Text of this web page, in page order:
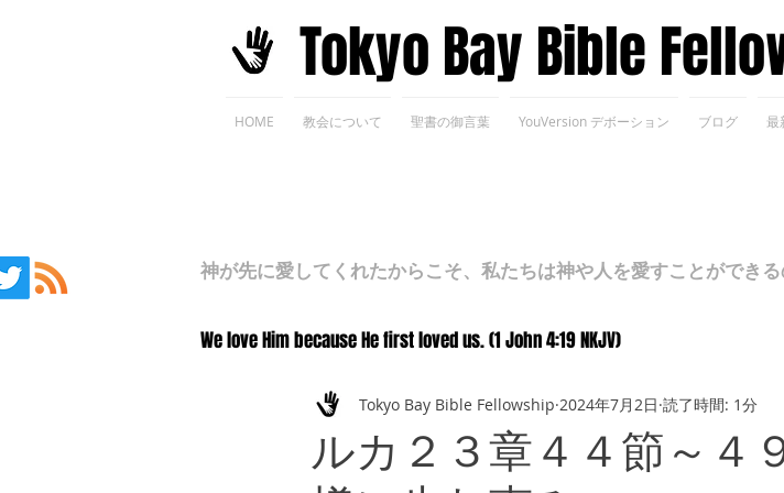
​Tokyo Bay Bible
HOME 教会について 聖書の御言葉 YouVersion デボーション ブログ 最
神が先に愛してくれたからこそ、私たちは神や人を愛すことができる
We love Him because He first loved us. (1 John 4:19 NKJV)
ルカ２３章４４節～
Tokyo Bay Bible Fellowship 2024年7月2日 読了時間: 1分